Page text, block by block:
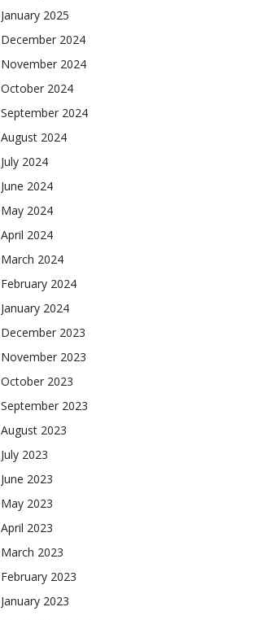
January 2025
December 2024
November 2024
October 2024
September 2024
August 2024
July 2024
June 2024
May 2024
April 2024
March 2024
February 2024
January 2024
December 2023
November 2023
October 2023
September 2023
August 2023
July 2023
June 2023
May 2023
April 2023
March 2023
February 2023
January 2023